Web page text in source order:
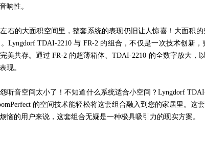
响性。
右的大面积空间里，整套系统的表现仍旧让人惊喜！大面积
Lyngdorf TDAI-2210与 FR-2 的组合，不仅是一次技术创新
美共存。通过 FR-2 的超薄箱体、TDAI-2210 的全数字放大，
现。
听音空间太小了！不知道什么系统适合小空间？Lyngdorf
的空间技术能轻松将这套组合融入到您的家居里。这
恼的用户来说，这套组合无疑是一种极具吸引力的现实方案。